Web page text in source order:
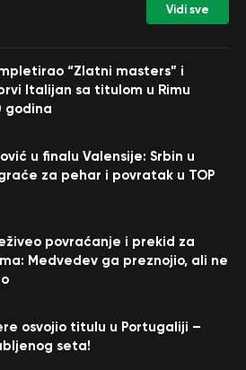
Vidi sve
“Zlatni masters” i
Italijan sa titulom u Rimu
godina
u finalu Valensije: Srbin u
za pehar i povratak u TOP
povraćanje i prekid za
Medvedev ga preznojio, ali ne
osvojio titulu u Portugaliji –
seta!